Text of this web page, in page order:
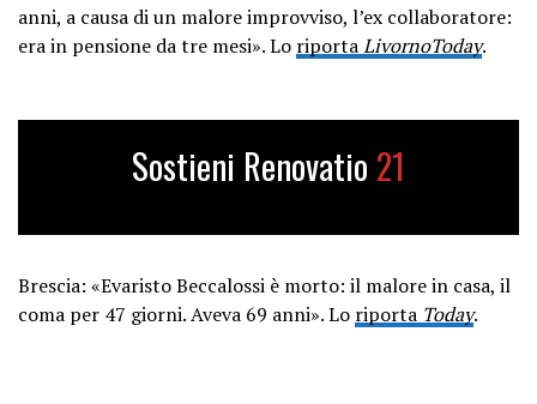
anni, a causa di un malore improvviso, l’ex collaboratore:
era in pensione da tre mesi». Lo riportaLivornoToday.
Sostieni Renovatio 21
Brescia: «Evaristo Beccalossi è morto: il malore in casa, il
coma per 47 giorni. Aveva 69 anni». Lo riporta Today.